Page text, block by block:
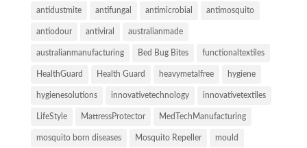
antidustmite antifungal antimicrobial antimosquito
antiodour antiviral australianmade
australianmanufacturing Bed Bug Bites functionaltextiles
HealthGuard Health Guard heavymetalfree hygiene
hygienesolutions innovativetechnology innovativetextiles
LifeStyle MattressProtector MedTechManufacturing
mosquito born diseases Mosquito Repeller mould